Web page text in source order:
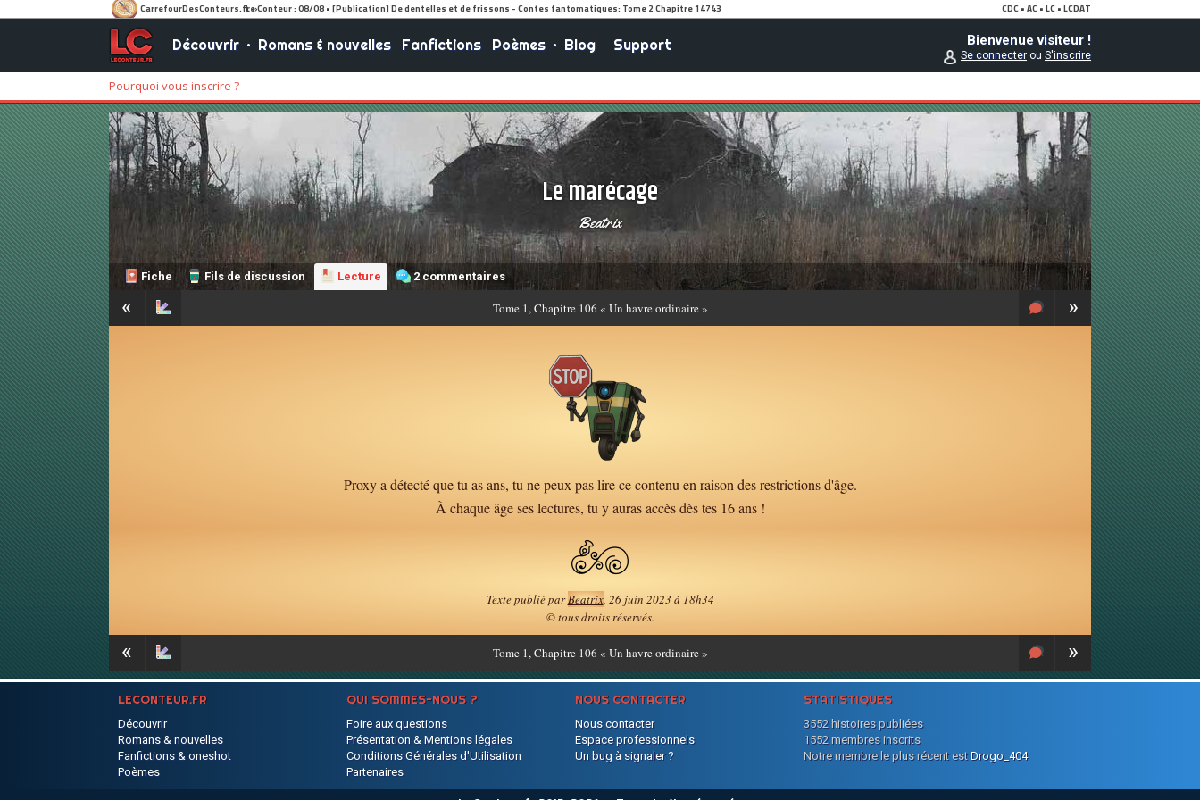
Découvrir• Romans & nouvelles Fanfictions Poèmes• Blog Support Bienvenue visiteur !
Se connecterou S'inscrire
Pourquoi vous inscrire ?
Le marécage
Beatrix
Fiche Fils de discussion Lecture 2 commentaires
« »
Tome1, Chapitre 106 « Un havre ordinaire »
Proxy a détecté que tu as ans, tu ne peux pas lire ce contenu en raison des restrictions d'âge.
À chaque âge ses lectures, tu y auras accès dès tes 16 ans !
Texte publié parBeatrix, 26 juin 2023 à 18h34
© tous droits réservés.
« »
Tome1, Chapitre 106 « Un havre ordinaire »
LECONTEUR.FR QUI SOMMES-NOUS ? NOUS CONTACTER STATISTIQUES
Découvrir
Romans & nouvelles
Fanfictions & oneshot
Poèmes
Foire aux questions
Présentation & Mentions légales
Conditions Générales d'Utilisation
Partenaires
Nous contacter
Espace professionnels
Un bug à signaler ?
3552 histoires publiées
1552 membres inscrits
Notre membre le plus récent estDrogo_404